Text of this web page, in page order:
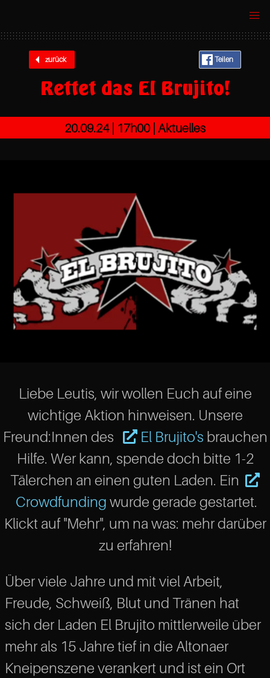
zurück Teilen
Rettet das El Brujito!
20.09.24 | 17h00 | Aktuelles
Liebe Leutis, wir wollen Euch auf eine
wichtige Aktion hinweisen. Unsere
Freund:Innen des
El Brujito's brauchen
Hilfe. Wer kann, spende doch bitte 1-2
Tälerchen an einen guten Laden. Ein
Crowdfunding wurde gerade gestartet.
Klickt auf "Mehr", um na was: mehr darüber
zu erfahren!
Über viele Jahre und mit viel Arbeit,
Freude, Schweiß, Blut und Tränen hat
sich der Laden El Brujito mittlerweile über
mehr als 15 Jahre tief in die Altonaer
Kneipenszene verankert und ist ein Ort